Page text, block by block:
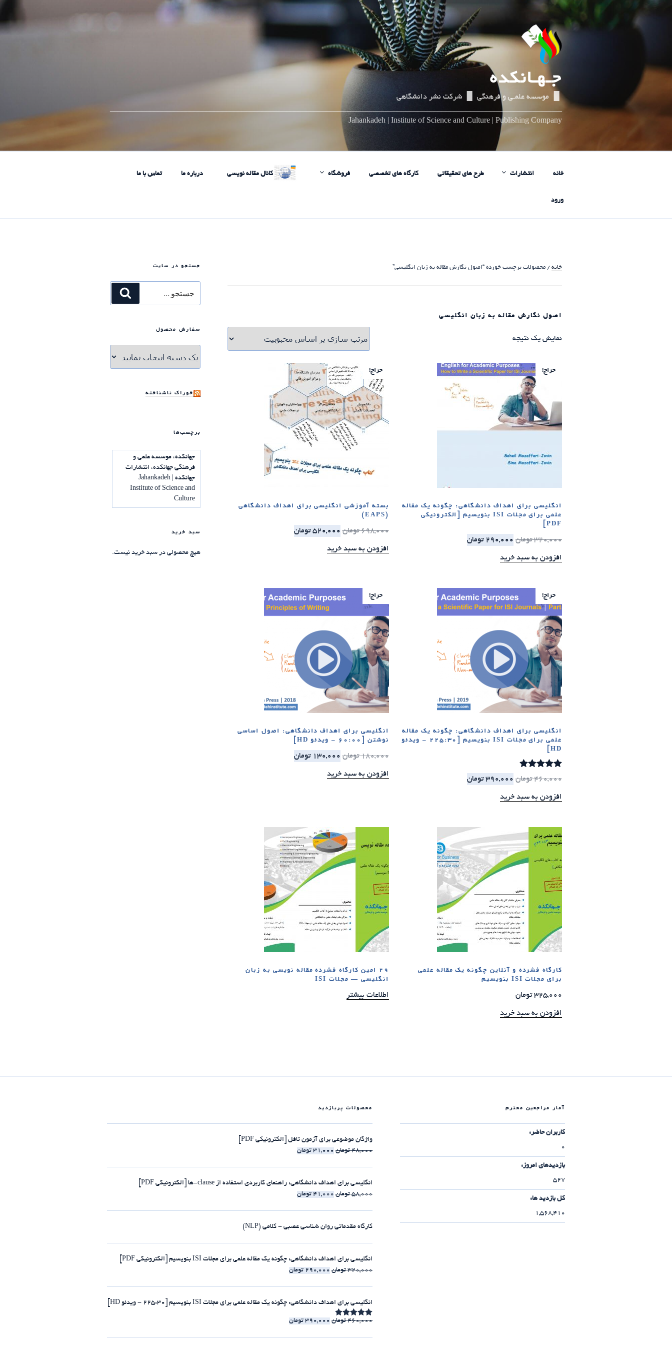
رفتن
جـهـانکده
▌▐ موسسه علمـی و فرهنگی ▌▐ شرکت نشر دانشگاهی
_________________________________________________________________________________________________________________
Jahankadeh | Institute of Science and Culture | Publishing Company
خانه انتشارات طرح های تحقیقاتی کارگاه های تخصصی فروشگاه کانال مقاله نویسی درباره ما تماس با ما
ورود
خانه / محصولات برچسب خورده “اصول نگارش مقاله به زبان انگلیسی”
اصول نگارش مقاله به زبان انگلیسی
نمایش یک نتیجه
حراج!
انگلیسی برای اهداف دانشگاهی: چگونه یک مقاله
علمی برای مجلات ISI بنویسیم [الکترونیکی
PDF]
320,000 تومان 290,000 تومان
افزودن به سبد خرید
حراج!
بسته آموزشی انگلیسی برای اهداف دانشگاهی
(EAPS)
698,000 تومان 520,000 تومان
افزودن به سبد خرید
حراج!
انگلیسی برای اهداف دانشگاهی: چگونه یک مقاله
علمی برای مجلات ISI بنویسیم [225:30 – ویدئو
HD]
4.86
از 5
460,000 تومان 390,000 تومان
افزودن به سبد خرید
حراج!
انگلیسی برای اهداف دانشگاهی: اصول اساسی
نوشتن [60:00 – ویدئو HD]
180,000 تومان 130,000 تومان
افزودن به سبد خرید
کارگاه فشرده و آنلاین چگونه یک مقاله علمی
برای مجلات ISI بنویسیم
325,000 تومان
افزودن به سبد خرید
29 امین کارگاه فشرده مقاله نویسی به زبان
انگلیسی — مجلات ISI
اطلاعات بیشتر
جستجو در سایت
برای
سفارش محصول
خوراک ناشناخته
برچسب‌ها
جهانکده، موسسه علمی و
فرهنگی جهانکده، انتشارات
جهانکده | Jahankadeh
Institute of Science and
Culture
سبد خرید
هیچ محصولی در سبد خرید نیست.
آمار مراجعین محترم
کاربران حاضر:
0
بازدیدهای امروز:
527
کل بازدید ها:
1,568,410
محصولات پربازدید
واژگان موضوعی برای آزمون تافل [الکترونیکی PDF]
48,000 تومان 31,000 تومان
انگلیسی برای اهداف دانشگاهی: راهنمای کاربردی استفاده از clause-ها [الکترونیکی PDF]
58,000 تومان 41,000 تومان
کارگاه مقدماتی روان شناسی عصبی - کلامی (NLP)
انگلیسی برای اهداف دانشگاهی: چگونه یک مقاله علمی برای مجلات ISI بنویسیم [الکترونیکی PDF]
320,000 تومان 290,000 تومان
انگلیسی برای اهداف دانشگاهی: چگونه یک مقاله علمی برای مجلات ISI بنویسیم [225:30 - ویدئو HD]
امتیاز4.86
460,000 تومان 390,000 تومان